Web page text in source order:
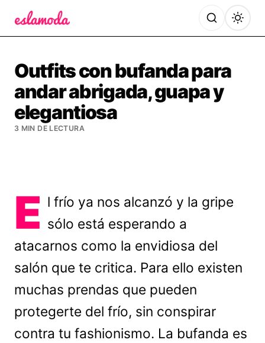
Outfits con bufanda para
andar abrigada, guapa y
elegantiosa
3 MIN DE LECTURA
E l frío ya nos alcanzó y la gripe
sólo está esperando a
atacarnos como la envidiosa del
salón que te critica. Para ello existen
muchas prendas que pueden
protegerte del frío, sin conspirar
contra tu fashionismo. La bufanda es